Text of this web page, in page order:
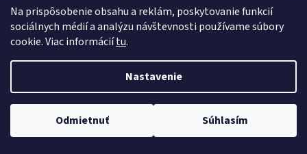
Na prispôsobenie obsahu a reklám, poskytovanie funkcií
sociálnych médií a analýzu návštevnosti používame súbory
cookie. Viac informáciítu.
Nastavenie
Odmietnuť Súhlasím